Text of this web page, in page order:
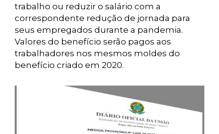
trabalho ou reduzir o salário com a
correspondente redução de jornada para
seus empregados durante a pandemia.
Valores do benefício serão pagos aos
trabalhadores nos mesmos moldes do
benefício criado em 2020.